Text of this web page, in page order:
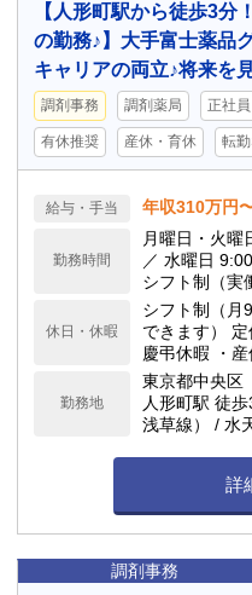
【人形町駅から徒歩3
の勤務♪】大手富士薬品
キャリアの両立♪将来を
調剤事務 調剤薬局 正社員
有休推奨 産休・育休 転
給与・手当 年収310万円
勤務時間
月曜日・火曜
／ 水曜日
シフト制（実
店舗の営業時
間は10h程度です。 当ドラッグ
間が早いのが
いです。
休日・休暇
シフト制（月
できます）
慶弔休暇 ・産
暇(勤務6ヶ月
勤務地
東京都中央区
人形町駅 徒
浅草線） / 水
詳
調剤事務